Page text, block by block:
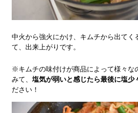
中火から強火にかけ、キムチから出てく
て、出来上がりです。
※キムチの味付けが商品によって様々な
みて、 塩気が弱いと感じたら最後に塩少
ださい！